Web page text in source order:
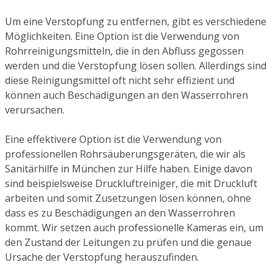
Um eine Verstopfung zu entfernen, gibt es verschiedene
Möglichkeiten. Eine Option ist die Verwendung von
Rohrreinigungsmitteln, die in den Abfluss gegossen
werden und die Verstopfung lösen sollen. Allerdings sind
diese Reinigungsmittel oft nicht sehr effizient und
können auch Beschädigungen an den Wasserrohren
verursachen.
Eine effektivere Option ist die Verwendung von
professionellen Rohrsäuberungsgeräten, die wir als
Sanitärhilfe in München zur Hilfe haben. Einige davon
sind beispielsweise Druckluftreiniger, die mit Druckluft
arbeiten und somit Zusetzungen lösen können, ohne
dass es zu Beschädigungen an den Wasserrohren
kommt. Wir setzen auch professionelle Kameras ein, um
den Zustand der Leitungen zu prüfen und die genaue
Ursache der Verstopfung herauszufinden.